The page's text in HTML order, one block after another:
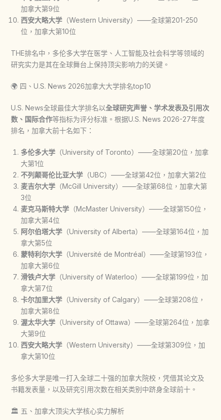
加拿大第9位
西安大略大学（Western University）——全球第201-250
位，加拿大第10位
THE排名中，多伦多大学在医学、人工智能及社会科学等领域的
研究实力是其在全球舞台上保持顶尖影响力的关键。
🌍 四、U.S. News 2026加拿大大学排名top10
U.S. News全球最佳大学排名以全球研究声誉、学术发表及引用次
数、国际合作等指标为评分标准。根据U.S. News 2026-27年度
排名，加拿大前十名如下：
多伦多大学（University of Toronto）——全球第20位，加拿
大第1位
不列颠哥伦比亚大学（UBC）——全球第42位，加拿大第2位
麦吉尔大学（McGill University）——全球第68位，加拿大第
3位
麦克马斯特大学（McMaster University）——全球第150位，
加拿大第4位
阿尔伯塔大学（University of Alberta）——全球第164位，加
拿大第5位
蒙特利尔大学（Université de Montréal）——全球第193位，
加拿大第6位
滑铁卢大学（University of Waterloo）——全球第199位，加
拿大第7位
卡尔加里大学（University of Calgary）——全球第208位，
加拿大第8位
渥太华大学（University of Ottawa）——全球第264位，加拿
大第9位
西安大略大学（Western University）——全球第309位，加
拿大第10位
多伦多大学是唯一打入全球二十强的加拿大院校，凭借其论文及
书籍发表量，以及研究引用次数在相关类别中跻身全球前十。
🏛️ 五、加拿大顶尖大学核心实力解析